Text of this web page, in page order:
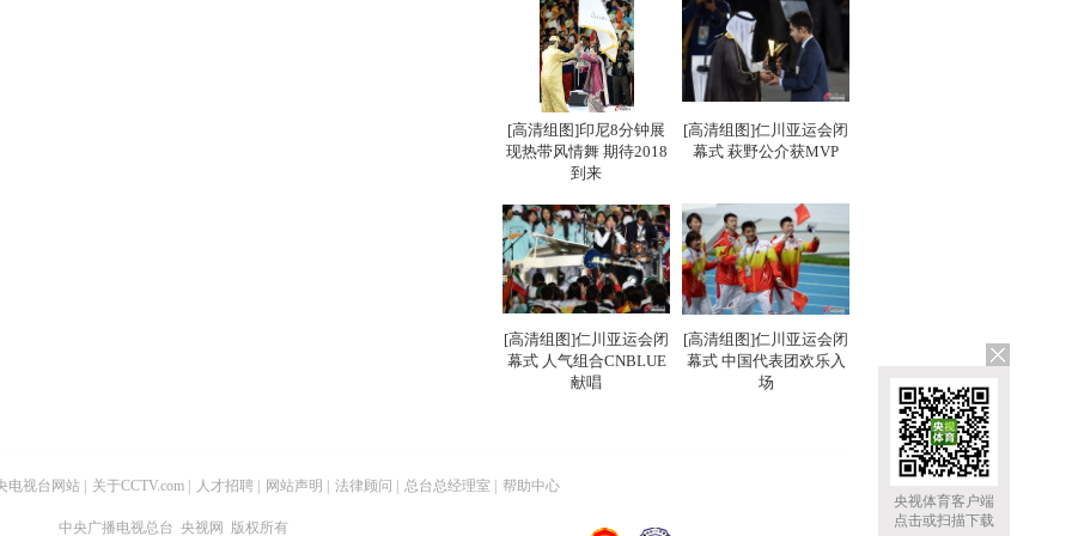
央视体育客户端
点击或扫描下载
[高清组图]印尼8分钟展
现热带风情舞 期待2018
到来
[高清组图]仁川亚运会闭
幕式 萩野公介获MVP
[高清组图]仁川亚运会闭
幕式 人气组合CNBLUE
献唱
[高清组图]仁川亚运会闭
幕式 中国代表团欢乐入
场
电视台网站 关于CCTV.com 人才招聘 网站声明 法律顾问 总台总经理室 帮助中心
中央广播电视总台 央视网 版权所有